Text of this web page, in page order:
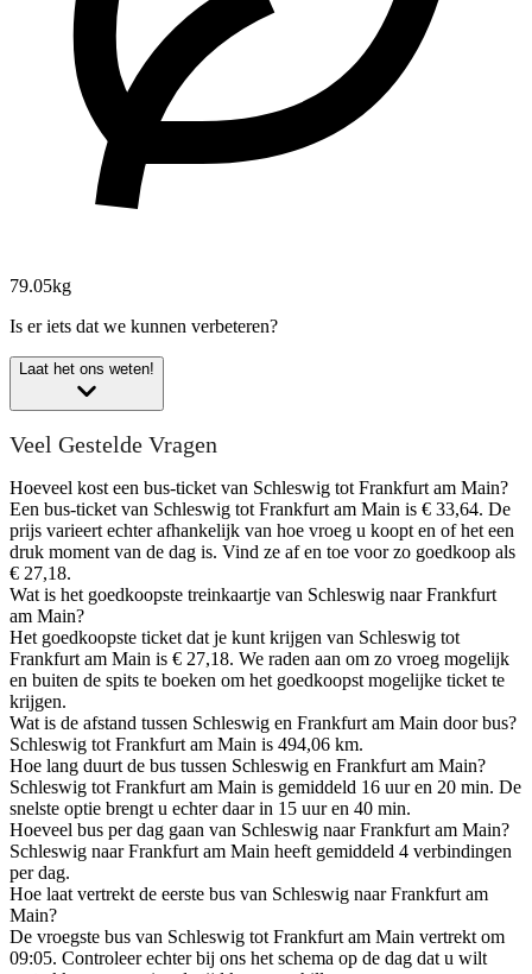
79.05kg
Is er iets dat we kunnen verbeteren?
Laat het ons weten!
Veel Gestelde Vragen
Hoeveel kost een bus-ticket van Schleswig tot Frankfurt am Main?
Een bus-ticket van Schleswig tot Frankfurt am Main is € 33,64. De
prijs varieert echter afhankelijk van hoe vroeg u koopt en of het een
druk moment van de dag is. Vind ze af en toe voor zo goedkoop als
€ 27,18.
Wat is het goedkoopste treinkaartje van Schleswig naar Frankfurt
am Main?
Het goedkoopste ticket dat je kunt krijgen van Schleswig tot
Frankfurt am Main is € 27,18. We raden aan om zo vroeg mogelijk
en buiten de spits te boeken om het goedkoopst mogelijke ticket te
krijgen.
Wat is de afstand tussen Schleswig en Frankfurt am Main door bus?
Schleswig tot Frankfurt am Main is 494,06 km.
Hoe lang duurt de bus tussen Schleswig en Frankfurt am Main?
Schleswig tot Frankfurt am Main is gemiddeld 16 uur en 20 min. De
snelste optie brengt u echter daar in 15 uur en 40 min.
Hoeveel bus per dag gaan van Schleswig naar Frankfurt am Main?
Schleswig naar Frankfurt am Main heeft gemiddeld 4 verbindingen
per dag.
Hoe laat vertrekt de eerste bus van Schleswig naar Frankfurt am
Main?
De vroegste bus van Schleswig tot Frankfurt am Main vertrekt om
09:05. Controleer echter bij ons het schema op de dag dat u wilt